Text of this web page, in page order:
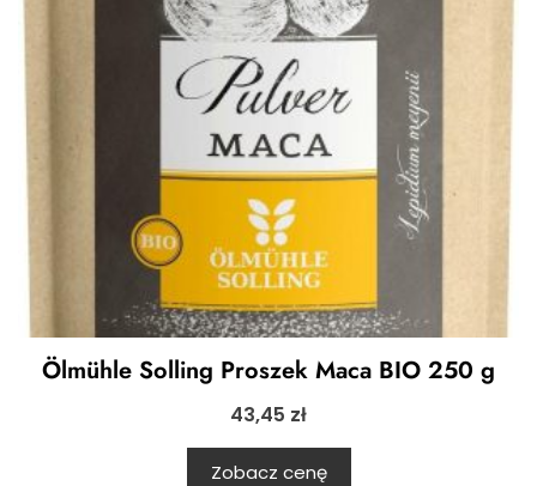
Ölmühle Solling Proszek Maca BIO 250 g
43,45 zł
Zobacz cenę